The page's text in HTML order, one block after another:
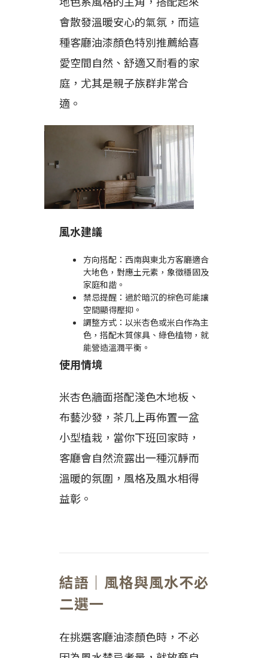
會散發溫暖安心的氣氛，而這
種客廳油漆顏色特別推薦給喜
愛空間自然、舒適又耐看的家
庭，尤其是親子族群非常合
適。
風水建議
方向搭配：西南與東北方客廳適合
大地色，對應土元素，象徵穩固及
家庭和諧。
禁忌提醒：過於暗沉的棕色可能讓
空間顯得壓抑。
調整方式：以米杏色或米白作為主
色，搭配木質傢具、綠色植物，就
能營造溫潤平衡。
使用情境
米杏色牆面搭配淺色木地板、
布藝沙發，茶几上再佈置一盆
小型植栽，當你下班回家時，
客廳會自然流露出一種沉靜而
溫暖的氛圍，風格及風水相得
益彰。
結語｜風格與風水不必
二選一
在挑選客廳油漆顏色時，不必